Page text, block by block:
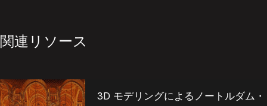
関連リソース
3D モデリングによるノートルダム・